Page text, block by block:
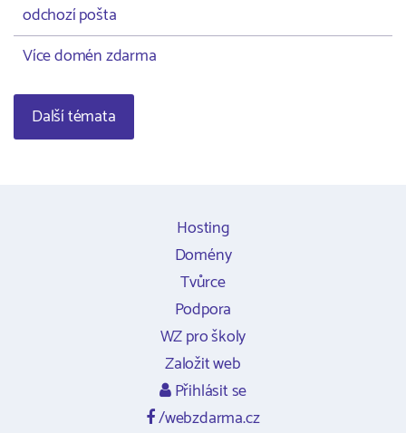
odchozí pošta
Více domén zdarma
Další témata
Hosting
Domény
Tvůrce
Podpora
WZ pro školy
Založit web
Přihlásit se
/webzdarma.cz